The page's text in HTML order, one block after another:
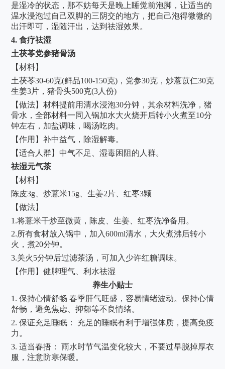
是湿冷的状态，那不妨每天是晚上睡觉前泡脚，让适当的
温水浸泡过自己双脚的三阴交的地方，把自己泡得微微的
出汗即可，湿随汗出，达到祛湿效果。
4. 食疗祛湿
土茯苓党参猪骨汤
【材料】
土茯苓30-60克(鲜品100-150克)，党参30克，炒薏苡仁30克
生姜3片，猪骨头500克(3人份)
【做法】材料提前用清水浸泡30分钟，其余材料洗净，猪
骨水，全部材料一同入锅加水大火烧开后转小火煮至10分
钟左右，加盐调味，喝汤吃肉。
【作用】补中益气，除湿解毒。
【适合人群】中气不足、湿毒困阻的人群。
祛湿元气茶
【材料】
陈皮3g、炒薏米15g、生姜2片、红枣3颗
【做法】
1.将薏米干炒至微黄，陈皮、生姜、红枣洗净备用。
2.所有食材放入锅中，加入600ml清水，大火煮沸后转小
火，煮20分钟。
3.关火5分钟后过滤茶汤，可加入少许红糖调味。
【作用】健脾理气、利水祛湿
养生小贴士
1. 保持心情舒畅 春季肝气旺盛，容易情绪波动。保持心情
舒畅，避免焦虑、抑郁等不良情绪。
2. 保证充足睡眠：
充足的睡眠有利于增强体质，提高免疫
力。
3. 适当春捂：
雨水时节气温变化较大，不要过早脱掉厚衣
服，注意防寒保暖。